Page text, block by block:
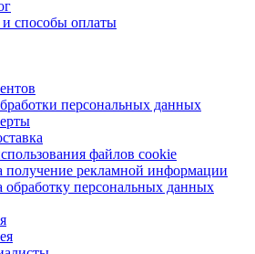
способы оплаты
персональных данных
файлов cookie
получение рекламной информации
обработку персональных данных